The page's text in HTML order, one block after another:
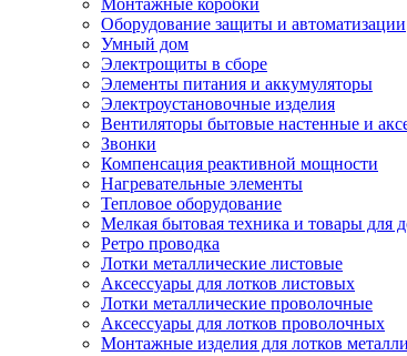
Монтажные коробки
Оборудование защиты и автоматизации
Умный дом
Электрощиты в сборе
Элементы питания и аккумуляторы
Электроустановочные изделия
Вентиляторы бытовые настенные и
Звонки
Компенсация реактивной мощности
Нагревательные элементы
Тепловое оборудование
Мелкая бытовая техника и товары для
Ретро проводка
Лотки металлические листовые
Аксессуары для лотков листовых
Лотки металлические проволочные
Аксессуары для лотков проволочных
Монтажные изделия для лотков